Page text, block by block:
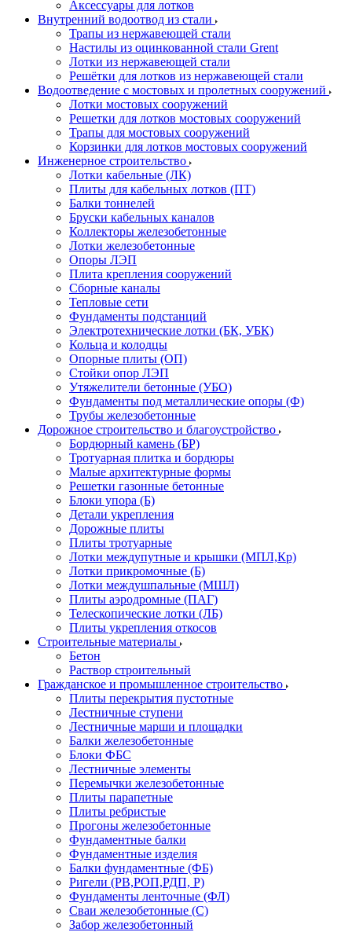
Аксессуары для лотков
Внутренний водоотвод из стали
Трапы из нержавеющей стали
Настилы из оцинкованной стали Grent
Лотки из нержавеющей стали
Решётки для лотков из нержавеющей стали
Водоотведение с мостовых и пролетных сооружений
Лотки мостовых сооружений
Решетки для лотков мостовых сооружений
Трапы для мостовых сооружений
Корзинки для лотков мостовых сооружений
Инженерное строительство
Лотки кабельные (ЛК)
Плиты для кабельных лотков (ПТ)
Балки тоннелей
Бруски кабельных каналов
Коллекторы железобетонные
Лотки железобетонные
Опоры ЛЭП
Плита крепления сооружений
Сборные каналы
Тепловые сети
Фундаменты подстанций
Электротехнические лотки (БК, УБК)
Кольца и колодцы
Опорные плиты (ОП)
Стойки опор ЛЭП
Утяжелители бетонные (УБО)
Фундаменты под металлические опоры (Ф)
Трубы железобетонные
Дорожное строительство и благоустройство
Бордюрный камень (БР)
Тротуарная плитка и бордюры
Малые архитектурные формы
Решетки газонные бетонные
Блоки упора (Б)
Детали укрепления
Дорожные плиты
Плиты тротуарные
Лотки междупутные и крышки (МПЛ,Кр)
Лотки прикромочные (Б)
Лотки междушпальные (МШЛ)
Плиты аэродромные (ПАГ)
Телескопические лотки (ЛБ)
Плиты укрепления откосов
Строительные материалы
Бетон
Раствор строительный
Гражданское и промышленное строительство
Плиты перекрытия пустотные
Лестничные ступени
Лестничные марши и площадки
Балки железобетонные
Блоки ФБС
Лестничные элементы
Перемычки железобетонные
Плиты парапетные
Плиты ребристые
Прогоны железобетонные
Фундаментные балки
Фундаментные изделия
Балки фундаментные (ФБ)
Ригели (РВ,РОП,РДП, Р)
Фундаменты ленточные (ФЛ)
Сваи железобетонные (С)
Забор железобетонный